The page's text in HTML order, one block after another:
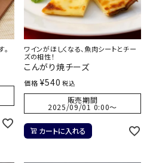
ワインがほしくなる、魚肉シートとチー
ズの相性！
こんがり焼チーズ
価格 ¥540 税込
販売期間
2025/09/01 0:00〜
カートに入れる